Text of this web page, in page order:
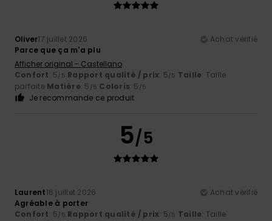
Oliver17 juillet 2026
Achat vérifié
Parce que ça m'a plu
Afficher original - Castellano
Confort: 5/5 Rapport qualité / prix: 5/5 Taille: Taille
parfaite Matière: 5 /5 Coloris: 5 /5
Je recommande ce produit
5/5
Laurent16 juillet 2026
Achat vérifié
Agréable à porter
Confort: 5/5 Rapport qualité / prix: 5/5 Taille: Taille